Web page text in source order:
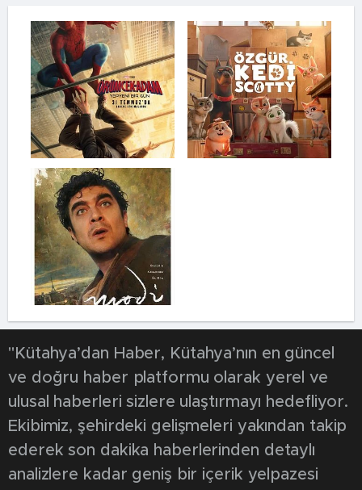
"Kütahya’dan Haber, Kütahya’nın en güncel
ve doğru haber platformu olarak yerel ve
ulusal haberleri sizlere ulaştırmayı hedefliyor.
Ekibimiz, şehirdeki gelişmeleri yakından takip
ederek son dakika haberlerinden detaylı
analizlere kadar geniş bir içerik yelpazesi